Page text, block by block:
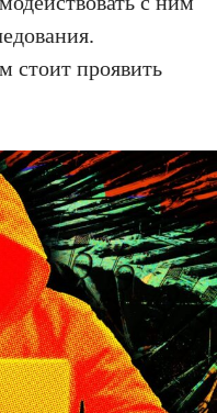
стоит проявить